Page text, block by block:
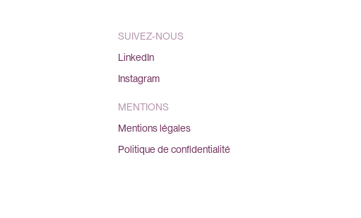
SUIVEZ-NOUS
LinkedIn
Instagram
MENTIONS
Mentions légales
Politique de confidentialité